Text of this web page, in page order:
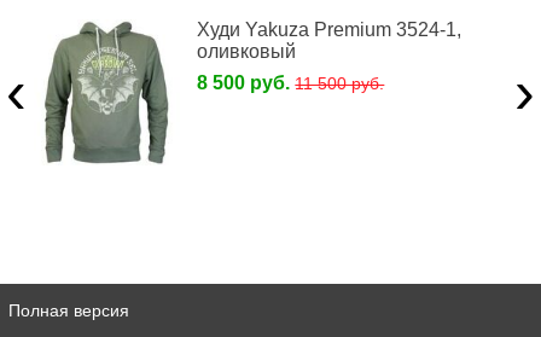
Худи Yakuza Premium 3524-1,
оливковый
8 500 руб.11 500 руб.
‹ ›
Полная версия